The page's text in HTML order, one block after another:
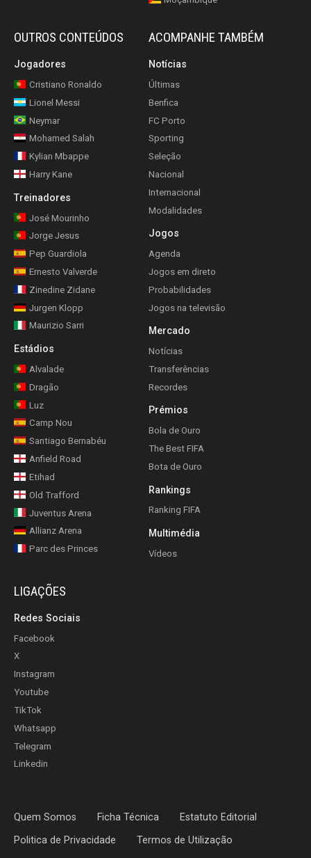
OUTROS CONTEÚDOS
Jogadores
Cristiano Ronaldo
Lionel Messi
Neymar
Mohamed Salah
Kylian Mbappe
Harry Kane
Treinadores
José Mourinho
Jorge Jesus
Pep Guardiola
Ernesto Valverde
Zinedine Zidane
Jurgen Klopp
Maurizio Sarri
Estádios
Alvalade
Dragão
Luz
Camp Nou
Santiago Bernabéu
Anfield Road
Etihad
Old Trafford
Juventus Arena
Allianz Arena
Parc des Princes
ACOMPANHE TAMBÉM
Notícias
Últimas
Benfica
FC Porto
Sporting
Seleção
Nacional
Internacional
Modalidades
Jogos
Agenda
Jogos em direto
Probabilidades
Jogos na televisão
Mercado
Notícias
Transferências
Recordes
Prémios
Bola de Ouro
The Best FIFA
Bota de Ouro
Rankings
Ranking FIFA
Multimédia
Vídeos
LIGAÇÕES
Redes Sociais
Facebook
X
Instagram
Youtube
TikTok
Whatsapp
Telegram
Linkedin
Quem Somos Ficha Técnica Estatuto Editorial
Politica de Privacidade Termos de Utilização